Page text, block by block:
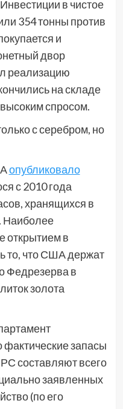
в чистое
354 тонны против
и
двор
реализацию
на складе
спросом.
с серебром, но
опубликовало
с 2010 года
хранящихся в
Наиболее
открытием в
то, что США держат
Федрезерва в
золота
фактические запасы
составляют всего
заявленных
(по его